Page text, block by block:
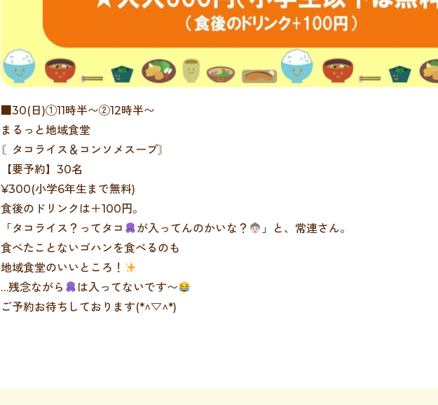
■30(日)①11時半〜②12時半〜
まるっと地域食堂
〘タコライス＆コンソメスープ〙
【要予約】30名
¥300(小学6年生まで無料)
食後のドリンクは＋100円。
「タコライス？ってタコ
が入ってんのかいな？
」と、常連さん。
食べたことないゴハンを食べるのも
地域食堂のいいところ！
…残念ながら
は入ってないです〜
ご予約お待ちしております(*^▽^*)